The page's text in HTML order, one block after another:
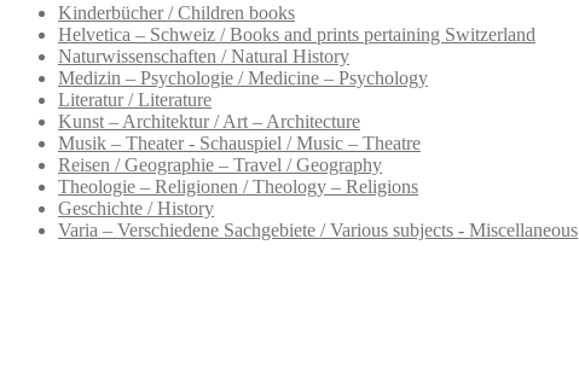
Kinderbücher / Children books
Helvetica – Schweiz / Books and prints pertaining Switzerland
Naturwissenschaften / Natural History
Medizin – Psychologie / Medicine – Psychology
Literatur / Literature
Kunst – Architektur / Art – Architecture
Musik – Theater - Schauspiel / Music – Theatre
Reisen / Geographie – Travel / Geography
Theologie – Religionen / Theology – Religions
Geschichte / History
Varia – Verschiedene Sachgebiete / Various subjects - Miscellaneous